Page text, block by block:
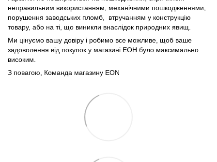
неправильним використанням, механічними пошкодженнями,
порушення заводських пломб, втручанням у конструкцію
товару, або на ті, що виникли внаслідок природних явищ.
Ми цінуємо вашу довіру і робимо все можливе, щоб ваше
задоволення від покупок у магазині ЕОН було максимально
високим.
З повагою, Команда магазину EON